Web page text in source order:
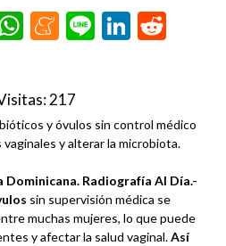
WhatsApp
Meneame
Line
217
y óvulos sin control médico
y alterar la microbiota.
Dominicana. Radiografía Al Día.-
sin supervisión médica se
muchas mujeres, lo que puede
y afectar la salud vaginal.Así